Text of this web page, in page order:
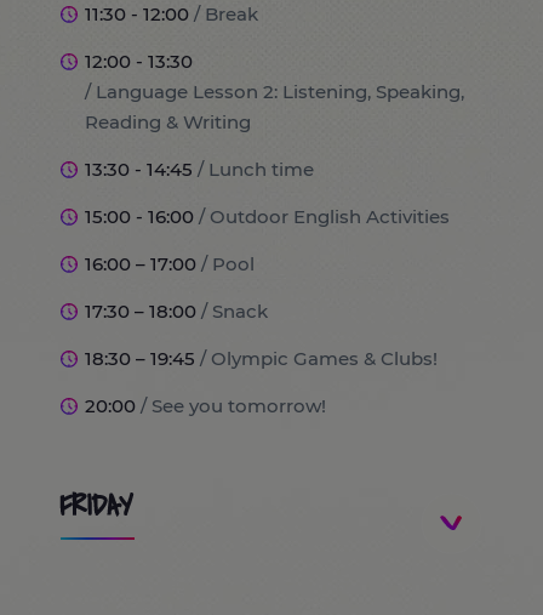
11:30 - 12:00 / Break
12:00 - 13:30
/ Language Lesson 2: Listening, Speaking,
Reading & Writing
13:30 - 14:45 / Lunch time
15:00 - 16:00 / Outdoor English Activities
16:00 – 17:00 / Pool
17:30 – 18:00 / Snack
18:30 – 19:45 / Olympic Games & Clubs!
20:00 / See you tomorrow!
FRIDAY